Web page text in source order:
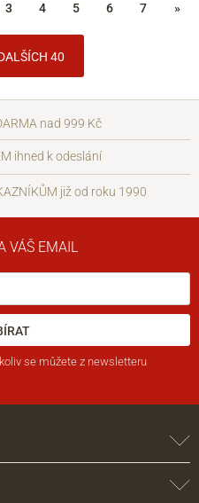
3 4 5 6 7 »
40
nad 999 Kč
ihned k odeslání
již od roku 1990
VÁŠ EMAIL
se můžete z newsletteru